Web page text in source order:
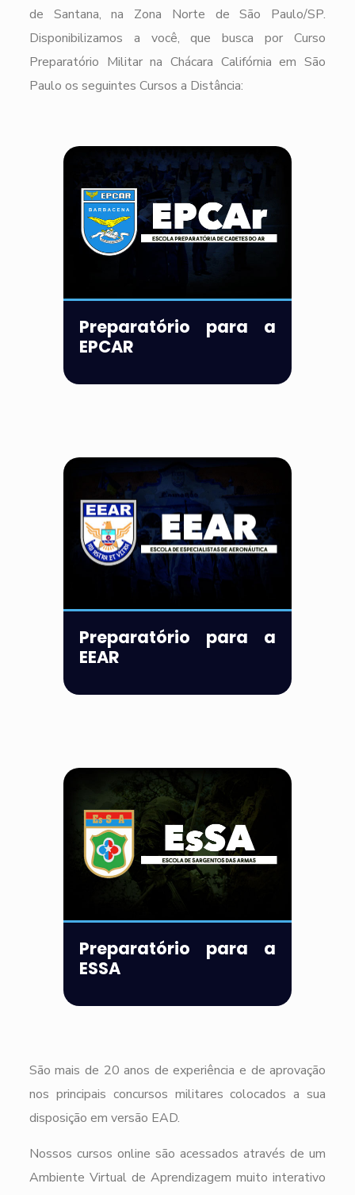
de Santana, na Zona Norte de São Paulo/SP.
Disponibilizamos a você, que busca por Curso
Preparatório Militar na Chácara Califórnia em São
Paulo os seguintes Cursos a Distância:
Preparatório para a
EPCAR
Preparatório para a
EEAR
Preparatório para a
ESSA
São mais de 20 anos de experiência e de aprovação
nos principais concursos militares colocados a sua
disposição em versão EAD.
Nossos cursos online são acessados através de um
Ambiente Virtual de Aprendizagem muito interativo